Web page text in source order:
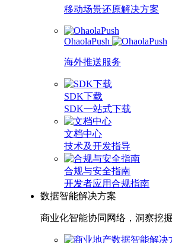
移动场景还原解决方案
OhaolaPush
海外推送服务
SDK下载
SDK一站式下载
文档中心
技术及开发指导
合规与安全指南
开发者应用合规指南
数据智能解决方案
商业化智能协同网络，洞察挖